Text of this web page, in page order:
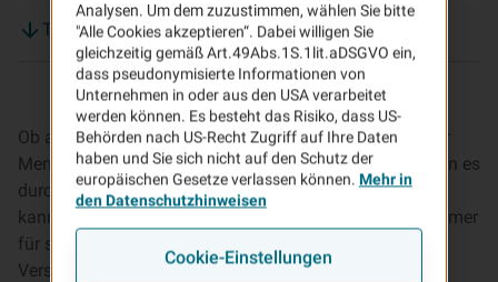
Tipp:
Ob auf der Baustelle, im Büro oder am Fließband: Jeder
Mensch macht mal Fehler an seinem Arbeitsplatz. Wenn es
durch das eigene Verhalten zu einem Schaden kommt,
kann es schnell auch teuer werden. Wann ein Arbeitnehmer
für seine Missgeschicke haften muss und welche
Versicherung Schutz für die finanziellen Folgen eigener
Analysen. Um dem zuzustimmen, wählen Sie bitte
"Alle Cookies akzeptieren“. Dabei willigen Sie
gleichzeitig gemäß Art.49Abs.1S.1lit.aDSGVO ein,
dass pseudonymisierte Informationen von
Unternehmen in oder aus den USA verarbeitet
werden können. Es besteht das Risiko, dass US-
Behörden nach US-Recht Zugriff auf Ihre Daten
haben und Sie sich nicht auf den Schutz der
europäischen Gesetze verlassen können. Mehr in
den Datenschutzhinweisen
Cookie-Einstellungen